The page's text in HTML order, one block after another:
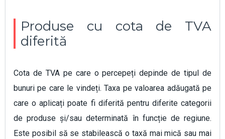
Produse cu cota de TVA
diferită
Cota de TVA pe care o percepeți depinde de tipul de
bunuri pe care le vindeți. Taxa pe valoarea adăugată pe
care o aplicați poate fi diferită pentru diferite categorii
de produse și/sau determinată în funcție de regiune.
Este posibil să se stabilească o taxă mai mică sau mai